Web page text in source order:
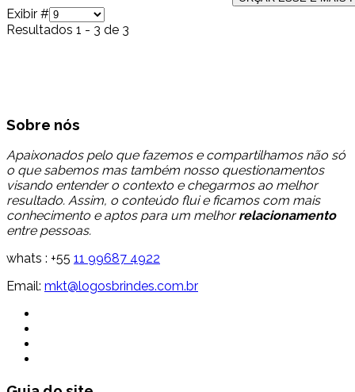
Exibir #
Resultados 1 - 3 de 3
Sobre nós
Apaixonados pelo que fazemos e compartilhamos não só
o que sabemos mas também nosso questionamentos
visando entender o contexto e chegarmos ao melhor
resultado. Assim, o conteúdo flui e ficamos com mais
conhecimento e aptos para um melhorrelacionamento
entre pessoas.
whats : +55 11 99687 4922
Email: mkt@logosbrindes.com.br